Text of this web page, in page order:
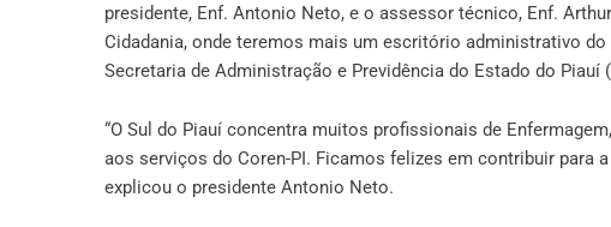
presidente, Enf. Antonio Neto, e o assessor técnico, Enf.
Cidadania, onde teremos mais um escritório administrativo
Secretaria de Administração e Previdência do Estado do Piauí
“O Sul do Piauí concentra muitos profissionais de
aos serviços do Coren-PI. Ficamos felizes em contribuir para
explicou o presidente Antonio Neto.